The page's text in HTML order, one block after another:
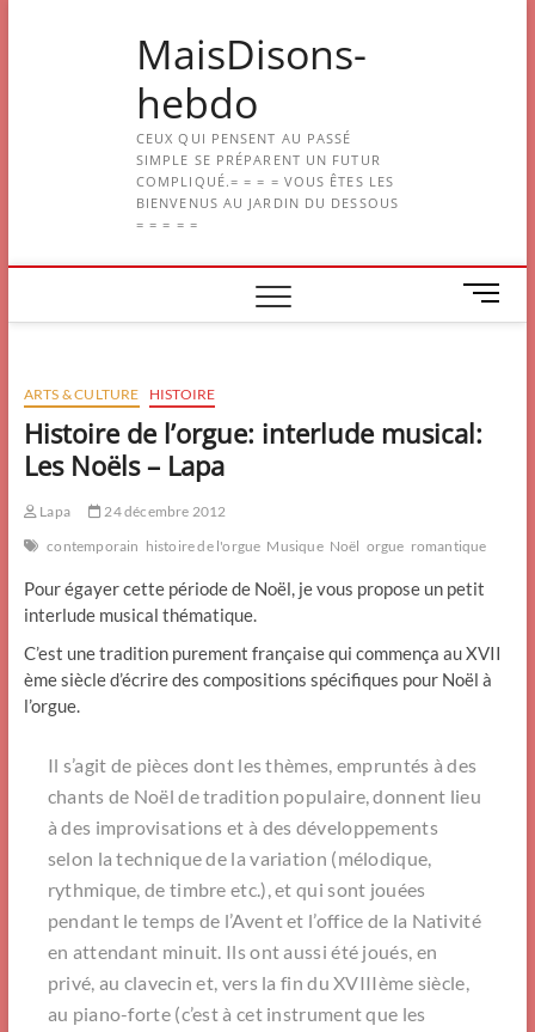
MaisDisons-
hebdo
CEUX QUI PENSENT AU PASSÉ
SIMPLE SE PRÉPARENT UN FUTUR
COMPLIQUÉ.= = = = VOUS ÊTES LES
BIENVENUS AU JARDIN DU DESSOUS
= = = = =
M
e
u
t
ARTS & CULTURE HISTOIRE
Histoire de l’orgue: interlude musical:
Les Noëls – Lapa
Lapa
24 décembre 2012
contemporain histoire de l'orgue Musique Noël orgue romantique
Pour égayer cette période de Noël, je vous propose un petit
interlude musical thématique.
C’est une tradition purement française qui commença au XVII
ème siècle d’écrire des compositions spécifiques pour Noël à
l’orgue.
Il s’agit de pièces dont les thèmes, empruntés à des
chants de Noël de tradition populaire, donnent lieu
à des improvisations et à des développements
selon la technique de la variation (mélodique,
rythmique, de timbre etc.), et qui sont jouées
pendant le temps de l’Avent et l’office de la Nativité
en attendant minuit. Ils ont aussi été joués, en
privé, au clavecin et, vers la fin du XVIIIème siècle,
au piano-forte (c’est à cet instrument que les